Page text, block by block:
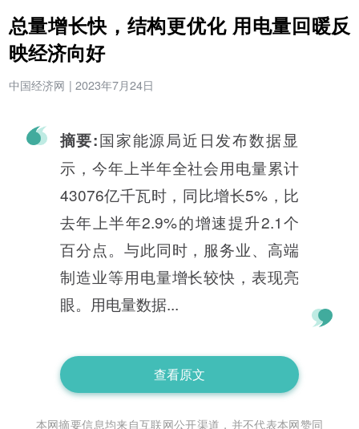
总量增长快，结构更优化 用电量回暖反
映经济向好
中国经济网 | 2023年7月24日
摘要:国家能源局近日发布数据显
示，今年上半年全社会用电量累计
43076亿千瓦时，同比增长5%，比
去年上半年2.9%的增速提升2.1个
百分点。与此同时，服务业、高端
制造业等用电量增长较快，表现亮
眼。用电量数据...
查看原文
本网摘要信息均来自互联网公开渠道，并不代表本网赞同